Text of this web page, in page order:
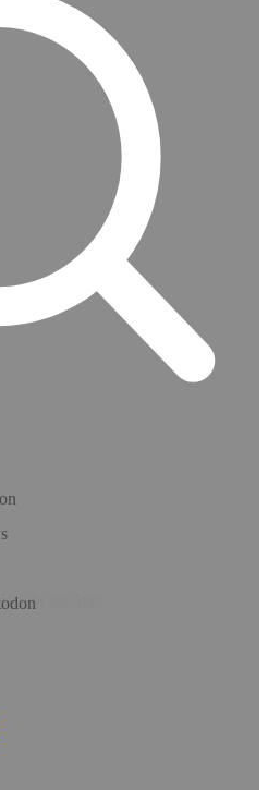
Hol dir die App!